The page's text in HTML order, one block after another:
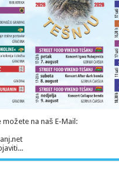
na naš E-Mail: